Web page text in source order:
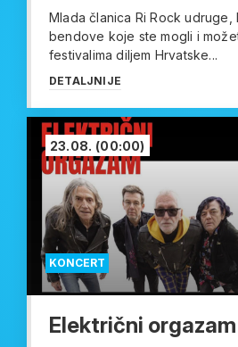
Mlada članica Ri Rock udruge,
bendove koje ste mogli i
festivalima diljem Hrvatske...
DETALJNIJE
KONCERT
23.08. (00:00)
Električni